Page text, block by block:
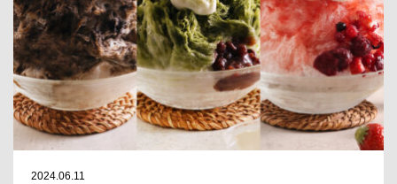
2024.06.11